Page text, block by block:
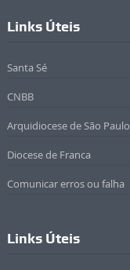
Links Úteis
Santa Sé
CNBB
Arquidiocese de São Paulo
Diocese de Franca
Comunicar erros ou falha
Links Úteis